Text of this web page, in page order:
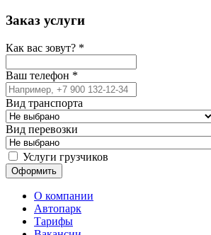
Заказ услуги
Как вас зовут? *
Ваш телефон *
Вид транспорта
Вид перевозки
Услуги грузчиков
О компании
Автопарк
Тарифы